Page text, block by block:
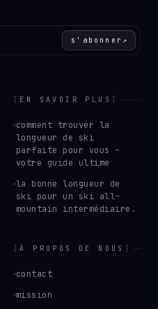
s'abonner ↗
[ EN SAVOIR PLUS ]
comment trouver la
longueur de ski
parfaite pour vous –
votre guide ultime
la bonne longueur de
ski pour un ski all-
mountain intermédiaire.
[À PROPOS DE NOUS ]
contact
mission